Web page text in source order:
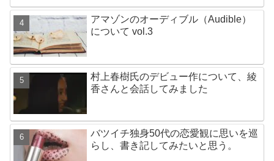
アマゾンのオーディブル（Audible）
について vol.3
村上春樹氏のデビュー作について、綾
香さんと会話してみました
バツイチ独身50代の恋愛観に思いを巡
らし、書き記してみたいと思う。